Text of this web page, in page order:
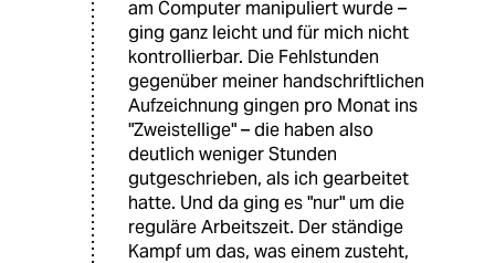
am Computer manipuliert wurde –
ging ganz leicht und für mich nicht
kontrollierbar. Die Fehlstunden
gegenüber meiner handschriftlichen
Aufzeichnung gingen pro Monat ins
"Zweistellige" – die haben also
deutlich weniger Stunden
gutgeschrieben, als ich gearbeitet
hatte. Und da ging es "nur" um die
reguläre Arbeitszeit. Der ständige
Kampf um das, was einem zusteht,